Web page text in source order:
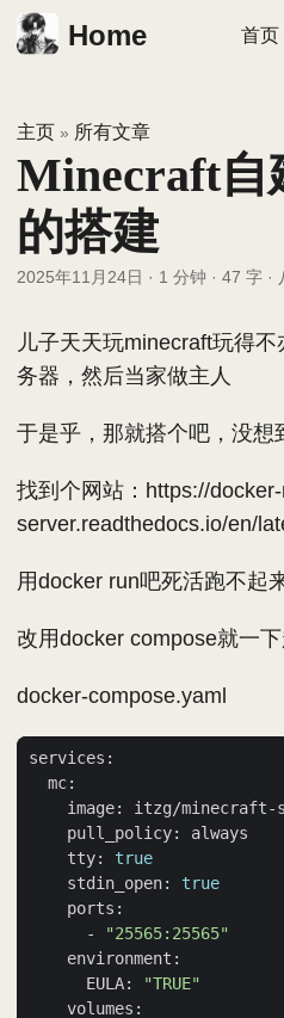
Home 首页
主页 » 所有文章
Minecraft自
的搭建
2025年11月24日 · 1 分钟 · 47 字 ·
儿子天天玩minecraft玩得
务器，然后当家做主人
于是乎，那就搭个吧，没想
找到个网站：https://
server.readthedocs.io/en/
用docker run吧死活跑不起
改用docker compose就一下
docker-compose.yaml
    tty:
true
    stdin_open:
true
      -
"25565:25565"
      EULA:
"TRUE"